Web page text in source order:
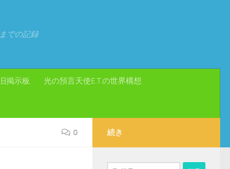
での記録
掲示板 光の預言天使E.T.の世界構想
0 続き